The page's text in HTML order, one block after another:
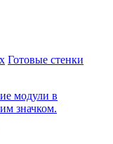
Готовые стенки
модули в
значком.